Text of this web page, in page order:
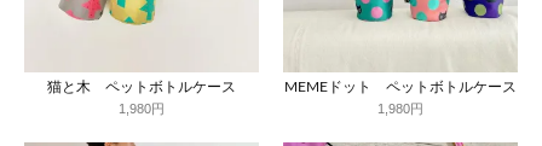
猫と木 ペットボトルケース
1,980円
MEMEドット ペットボトルケース
1,980円